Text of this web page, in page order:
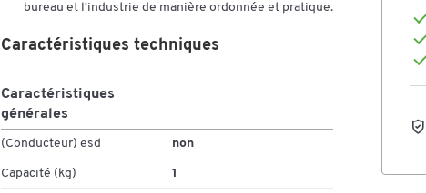
Conseil Schaefer Shop :Une simple étiquette peut
votre bac et vous faire gagner un temps précieux,
bureau et l'industrie de manière ordonnée et pratique.
Caractéristiques techniques
Caractéristiques
générales
(Conducteur) esd non
Capacité (kg) 1